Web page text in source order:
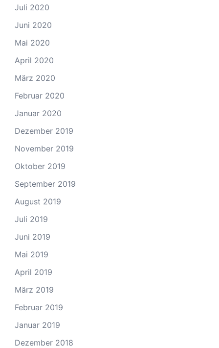
Juli 2020
Juni 2020
Mai 2020
April 2020
März 2020
Februar 2020
Januar 2020
Dezember 2019
November 2019
Oktober 2019
September 2019
August 2019
Juli 2019
Juni 2019
Mai 2019
April 2019
März 2019
Februar 2019
Januar 2019
Dezember 2018